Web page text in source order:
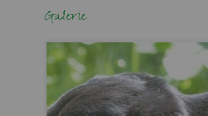
Galerie